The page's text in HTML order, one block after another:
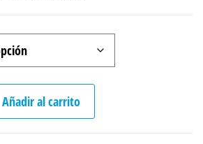
Añadir al carrito